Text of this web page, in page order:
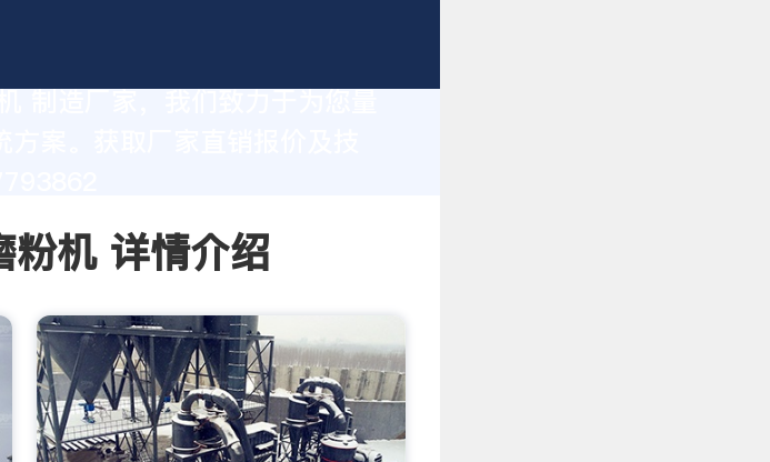
案。获取厂家直销报价及技
粉机 详情介绍